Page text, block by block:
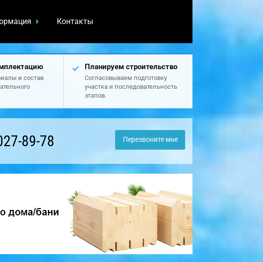
Контакты
и состав
Планируем строительство
Согласовываем подготовку
участка и последовательность
этапов.
89-78 Перезвоните мне